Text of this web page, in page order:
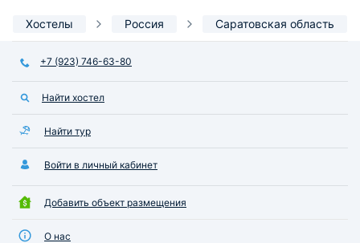
сбалансирован. Предложенные
семьи. Моя персональная победа
заключается в идеальной
атмосфере жилища. Воздух
настолько прозрачен, что его
можно назвать эталонным. Тот
факт, что здесь никогда не
держали сигарету, чувствуется
конечно всем
Хостелы Россия Саратовская область
+7 (923) 746-63-80
Найти хостел
Найти тур
Войти в личный кабинет
Добавить объект размещения
О нас